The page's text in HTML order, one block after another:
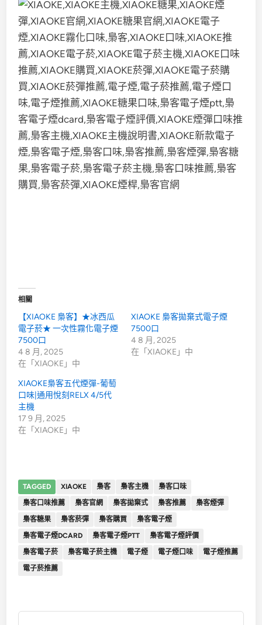
相關
【XIAOKE 梟客】★冰西瓜
電子菸★ 一次性霧化電子煙
7500口
4 8 月, 2025
在「XIAOKE」中
XIAOKE 梟客拋棄式電子煙
7500口
4 8 月, 2025
在「XIAOKE」中
XIAOKE梟客五代煙彈-葡萄
口味|通用悅刻RELX 4/5代
主機
17 9 月, 2025
在「XIAOKE」中
TAGGED XIAOKE 梟客 梟客主機
梟客口味
梟客口味推薦
梟客官網 梟客拋棄式 梟客推薦
梟客煙彈
梟客糖果
梟客菸彈 梟客購買
梟客電子煙
梟客電子煙DCARD
梟客電子煙PTT
梟客電子煙評價
梟客電子菸
梟客電子菸主機 電子煙 電子煙口味
電子煙推薦
電子菸推薦